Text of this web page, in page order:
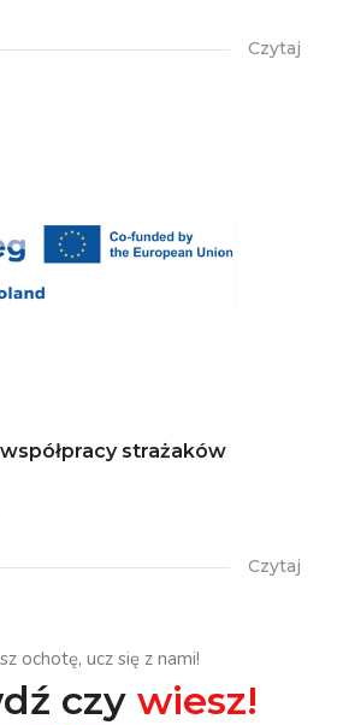
Czytaj
strażaków
Czytaj
ochotę, ucz się z nami!
czy wiesz!